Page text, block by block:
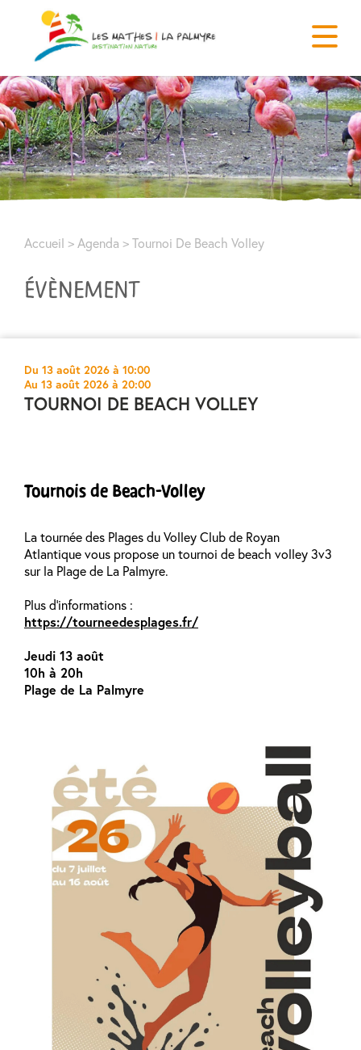
Accueil > Agenda >Tournoi De Beach Volley
ÉVÈNEMENT
Du 13 août 2026 à 10:00
Au 13 août 2026 à 20:00
TOURNOI DE BEACH VOLLEY
Tournois de Beach-Volley
La tournée des Plages du Volley Club de Royan
Atlantique vous propose un tournoi de beach volley 3v3
sur la Plage de La Palmyre.
Plus d’informations :
https://tourneedesplages.fr/
Jeudi 13 août
10h à 20h
Plage de La Palmyre